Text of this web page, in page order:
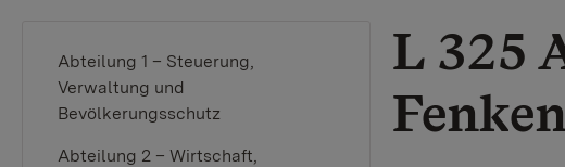
Abteilung 1 – Steuerung,
Verwaltung und
Bevölkerungsschutz
Abteilung 2 – Wirtschaft,
L 325